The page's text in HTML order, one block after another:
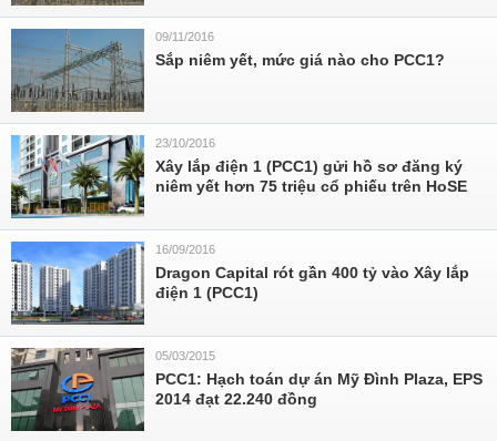
09/11/2016
Sắp niêm yết, mức giá nào cho PCC1?
23/10/2016
Xây lắp điện 1 (PCC1) gửi hồ sơ đăng ký
niêm yết hơn 75 triệu cổ phiếu trên HoSE
16/09/2016
Dragon Capital rót gần 400 tỷ vào Xây lắp
điện 1 (PCC1)
05/03/2015
PCC1: Hạch toán dự án Mỹ Đình Plaza, EPS
2014 đạt 22.240 đồng